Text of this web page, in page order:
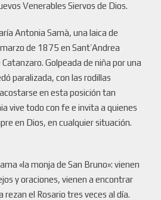
Venerables Siervos de Dios.
Antonia Samà, una laica de
de 1875 en Sant’Andrea
Catanzaro. Golpeada de niña por una
paralizada, con las rodillas
en esta posición tan
vive todo con fe e invita a quienes
en Dios, en cualquier situación.
«la monja de San Bruno»: vienen
y oraciones, vienen a encontrar
rezan el Rosario tres veces al día.